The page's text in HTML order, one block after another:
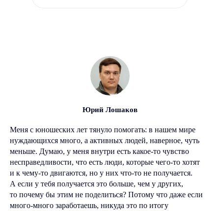
Юрий Лошаков
Меня с юношеских лет тянуло помогать: в нашем мире
нуждающихся много, а активных людей, наверное, чуть
меньше. Думаю, у меня внутри есть какое-то чувство
несправедливости, что есть люди, которые чего-то хотят
и к чему-то двигаются, но у них что-то не получается.
А если у тебя получается это больше, чем у других,
то почему бы этим не поделиться? Потому что даже если
много-много заработаешь, никуда это по итогу